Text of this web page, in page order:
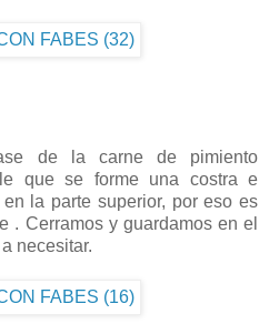
de la carne de pimiento
que se forme una costra e
la parte superior, por eso es
. Cerramos y guardamos en el
necesitar.